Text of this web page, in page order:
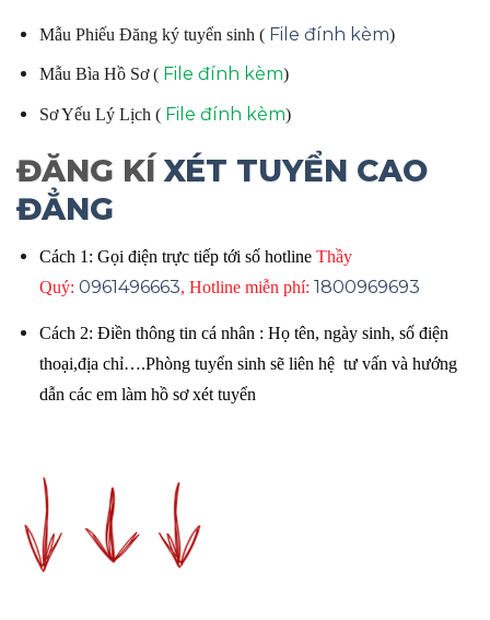
Mẫu Phiếu Đăng ký tuyển sinh ( File đính kèm)
Mẫu Bìa Hồ Sơ ( File đính kèm)
Sơ Yếu Lý Lịch ( File đính kèm)
ĐĂNG KÍ XÉT TUYỂN CAO
ĐẲNG
Cách 1: Gọi điện trực tiếp tới số hotline Thầy
Quý: 0961496663, Hotline miễn phí: 1800969693
Cách 2: Điền thông tin cá nhân : Họ tên, ngày sinh, số điện
thoại,địa chỉ….Phòng tuyển sinh sẽ liên hệ tư vấn và hướng
dẫn các em làm hồ sơ xét tuyển